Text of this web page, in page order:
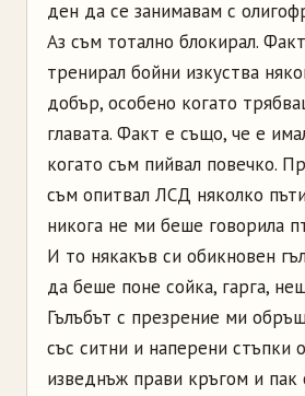
ден да се занимавам с
Аз съм тотално блокирал.
тренирал бойни изкуства
добър, особено когато
главата. Факт е също, че е
когато съм пийвал повечко.
съм опитвал ЛСД няколко
никога не ми беше говорила
И то някакъв си обикновен
да беше поне сойка, гарга,
Гълъбът с презрение ми
със ситни и наперени стъпки
изведнъж прави кръгом и пак